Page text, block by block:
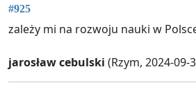
#925
zależy mi na rozwoju nauki w
jarosław cebulski (Rzym, 2024-09-